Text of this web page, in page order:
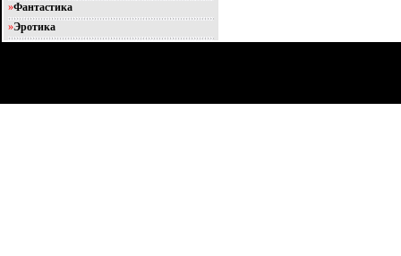
»Фантастика
»Эротика